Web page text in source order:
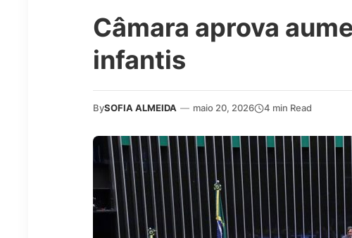
Câmara aprova
infantis
BySOFIA ALMEIDA — maio 20, 2026 4 min Read